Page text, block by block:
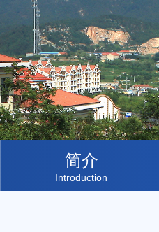
简介
Introduction